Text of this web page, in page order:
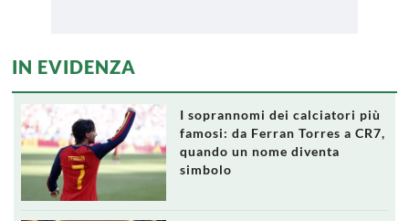
IN EVIDENZA
I soprannomi dei calciatori più
famosi: da Ferran Torres a CR7,
quando un nome diventa
simbolo